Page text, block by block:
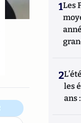
1Les
2
les
ans